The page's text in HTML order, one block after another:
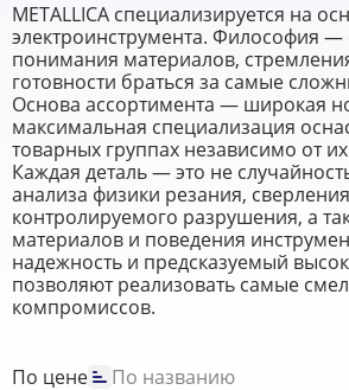
METALLICA специализируется на
электроинструмента. Философия —
понимания материалов,
готовности браться за самые
Основа ассортимента — широкая
максимальная специализация
товарных группах независимо от
Каждая деталь — это не
анализа физики резания,
контролируемого разрушения, а
материалов и поведения
надежность и предсказуемый
позволяют реализовать самые
компромиссов.
По цене По названию